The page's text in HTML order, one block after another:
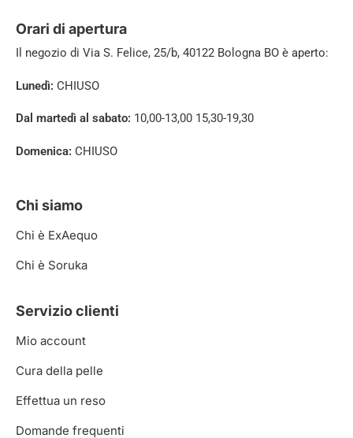
Orari di apertura
Il negozio di Via S. Felice, 25/b, 40122 Bologna BO è aperto:
Lunedì: CHIUSO
Dal martedì al sabato: 10,00-13,00 15,30-19,30
Domenica: CHIUSO
Chi siamo
Chi è ExAequo
Chi è Soruka
Servizio clienti
Mio account
Cura della pelle
Effettua un reso
Domande frequenti